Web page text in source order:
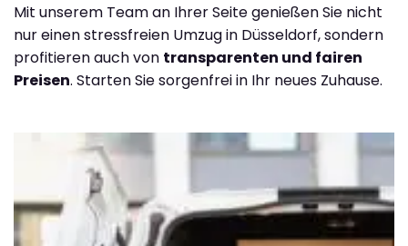
Mit unserem Team an Ihrer Seite genießen Sie nicht
nur einen stressfreien Umzug in Düsseldorf, sondern
profitieren auch von transparenten und fairen
Preisen. Starten Sie sorgenfrei in Ihr neues Zuhause.